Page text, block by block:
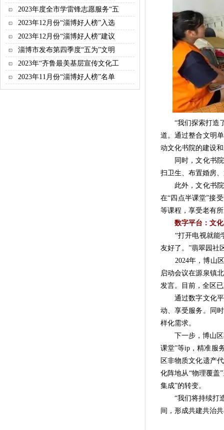
2023年度全市学雷锋志愿服务“五
2023年12月份“淄博好人榜”入选
2023年12月份“淄博好人榜”建议
淄博市发布第四季度“五为”文明
2023年“齐鲁最美基层宣传文化工
2023年11月份“淄博好人榜”名单
“我们探索打造了
道。通过整合文明
动文化书院的建设
同时，文化书院
扫卫生、布置婚房
此外，文化书院
在“四点半课堂”接
等课程，享受老有
数字平台：文
“打开电视就能学
友好了。”翡翠园社
2024年，博山区
启动会议在源泉镇
发言。目前，全区
通过数字文化平
动、享受服务。同
样化需求。
下一步，博山区将
课堂”等ip，精准服
区非物质文化遗产
化阵地从“物理覆盖
集成”的转变。
“我们将持续打
间，形成共建共治